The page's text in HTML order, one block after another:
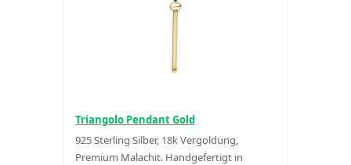
Triangolo Pendant Gold
925 Sterling Silber, 18k Vergoldung,
Premium Malachit. Handgefertigt in